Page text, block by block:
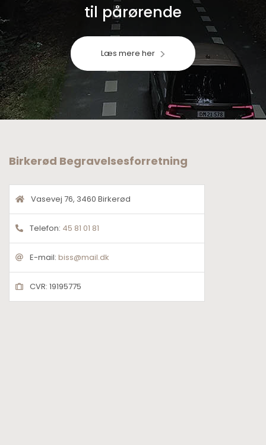
til pårørende
Læs mere her
Birkerød Begravelsesforretning
Vasevej 76, 3460 Birkerød
Telefon: 45 81 01 81
E-mail: biss@mail.dk
CVR: 19195775